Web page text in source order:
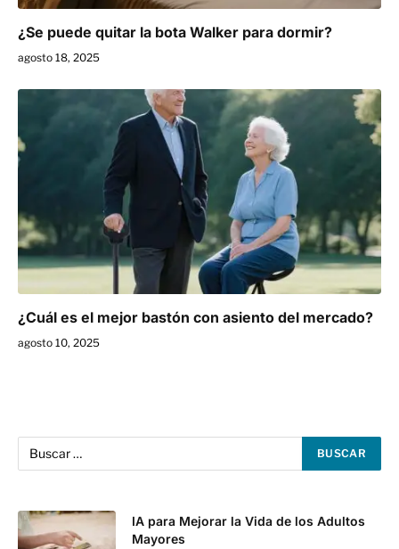
¿Se puede quitar la bota Walker para dormir?
agosto 18, 2025
¿Cuál es el mejor bastón con asiento del mercado?
agosto 10, 2025
IA para Mejorar la Vida de los Adultos
Mayores